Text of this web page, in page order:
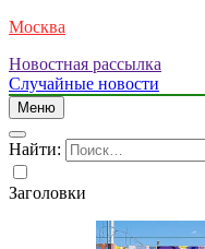
Москва
Новостная рассылка
Случайные новости
Меню
Найти:
Заголовки